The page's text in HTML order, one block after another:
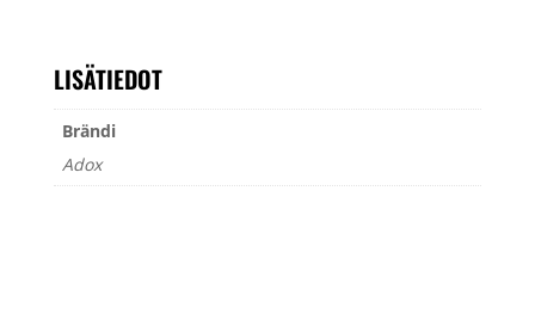
LISÄTIEDOT
Brändi
Adox